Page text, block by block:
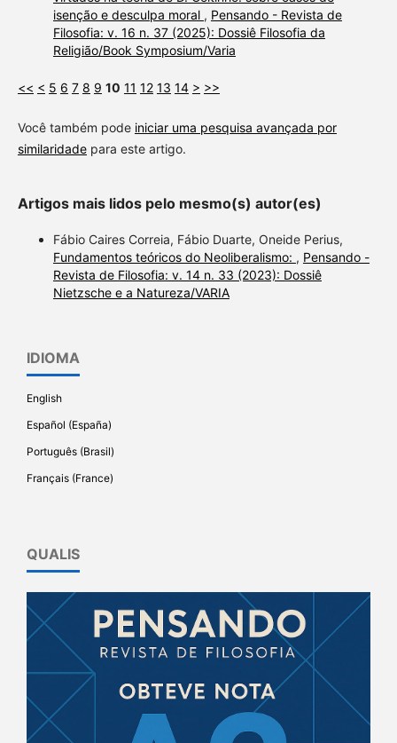
isenção e desculpa moral , Pensando - Revista de
Filosofia: v. 16 n. 37 (2025): Dossiê Filosofia da
Religião/Book Symposium/Varia
<< < 5 6 7 8 9 10 11 12 13 14 > >>
Você também pode iniciar uma pesquisa avançada por
similaridadepara este artigo.
Artigos mais lidos pelo mesmo(s) autor(es)
Fábio Caires Correia, Fábio Duarte, Oneide Perius,
Fundamentos teóricos do Neoliberalismo: , Pensando -
Revista de Filosofia: v. 14 n. 33 (2023): Dossiê
Nietzsche e a Natureza/VARIA
IDIOMA
English
Español (España)
Português (Brasil)
Français (France)
QUALIS